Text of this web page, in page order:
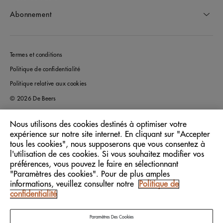
Abonnement
Termes et conditions
Politique de confidentialité
Politique relative aux cookies
© 2026 De Beers
Langue: Français
Nous utilisons des cookies destinés à optimiser votre
expérience sur notre site internet. En cliquant sur "Accepter
tous les cookies", nous supposerons que vous consentez à
l'utilisation de ces cookies. Si vous souhaitez modifier vos
préférences, vous pouvez le faire en sélectionnant
"Paramètres des cookies". Pour de plus amples
informations, veuillez consulter notre
Politique de
confidentialité
Paramètres Des Cookies